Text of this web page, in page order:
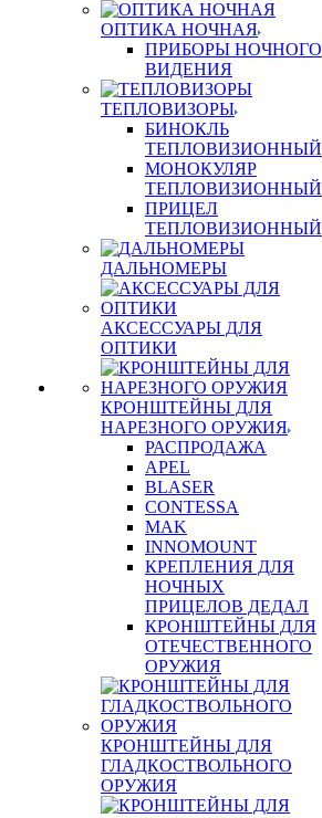
ОПТИКА НОЧНАЯ
ПРИБОРЫ НОЧНОГО
ВИДЕНИЯ
ТЕПЛОВИЗОРЫ
БИНОКЛЬ
ТЕПЛОВИЗИОННЫЙ
МОНОКУЛЯР
ТЕПЛОВИЗИОННЫЙ
ПРИЦЕЛ
ТЕПЛОВИЗИОННЫЙ
ДАЛЬНОМЕРЫ
АКСЕССУАРЫ ДЛЯ
ОПТИКИ
КРОНШТЕЙНЫ ДЛЯ
НАРЕЗНОГО ОРУЖИЯ
РАСПРОДАЖА
APEL
BLASER
CONTESSA
MAK
INNOMOUNT
КРЕПЛЕНИЯ ДЛЯ
НОЧНЫХ
ПРИЦЕЛОВ ДЕДАЛ
КРОНШТЕЙНЫ ДЛЯ
ОТЕЧЕСТВЕННОГО
ОРУЖИЯ
КРОНШТЕЙНЫ ДЛЯ
ГЛАДКОСТВОЛЬНОГО
ОРУЖИЯ